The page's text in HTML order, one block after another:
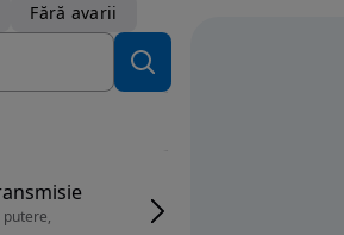
Fără avarii